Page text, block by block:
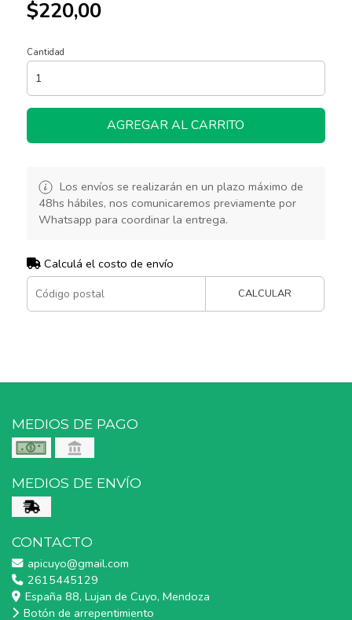
$220,00
Cantidad
AGREGAR AL CARRITO
Los envíos se realizarán en un plazo máximo de
48hs hábiles, nos comunicaremos previamente por
Whatsapp para coordinar la entrega.
Calculá el costo de envío
CALCULAR
MEDIOS DE PAGO
MEDIOS DE ENVÍO
CONTACTO
apicuyo@gmail.com
2615445129
España 88, Lujan de Cuyo, Mendoza
Botón de arrepentimiento